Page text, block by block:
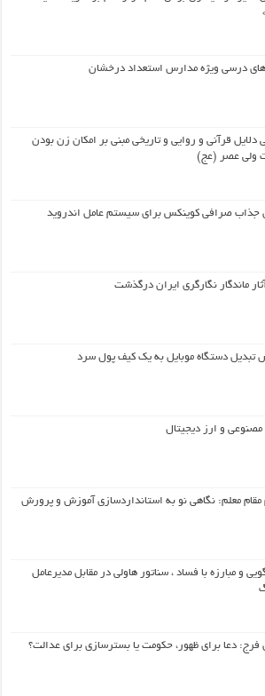
درسی ویژه مدارس استعداد درخشان
دلایل قرآنی و روایی و تاریخی مبنی بر امکان زن بودن
ولی عصر (عج)
جذاب صرافی کوینکس برای سیستم عامل اندروید
ماندگار نگارگری ایران درگذشت
تبدیل دستگاه موبایل به یک کیف‌ پول سرد
و ارز دیجیتال
مقام معلم: نگاهی نو به استانداردسازی آموزش و پرورش
و مبارزه با فساد ، سناتور هاولی در مقابل مدیرعامل
فرج: دعا برای ظهور، حکومت یا بسترسازی برای عدالت؟